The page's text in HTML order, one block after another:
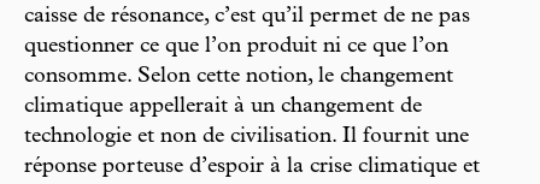
caisse de résonance, c’est qu’il permet de ne pas
questionner ce que l’on produit ni ce que l’on
consomme. Selon cette notion, le changement
climatique appellerait à un changement de
technologie et non de civilisation. Il fournit une
réponse porteuse d’espoir à la crise climatique et